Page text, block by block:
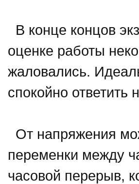
В конце концов
оценке работы
жаловались.
спокойно ответить
От напряжения
переменки между
часовой перерыв,